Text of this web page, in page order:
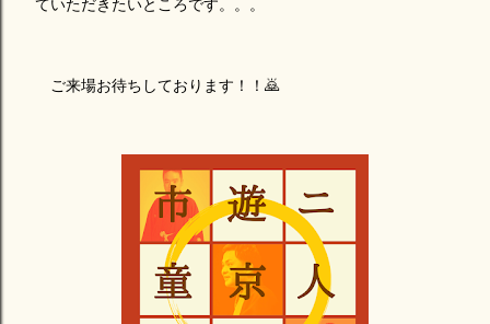
ていただきたいところです。。。
ご来場お待ちしております！！🙇